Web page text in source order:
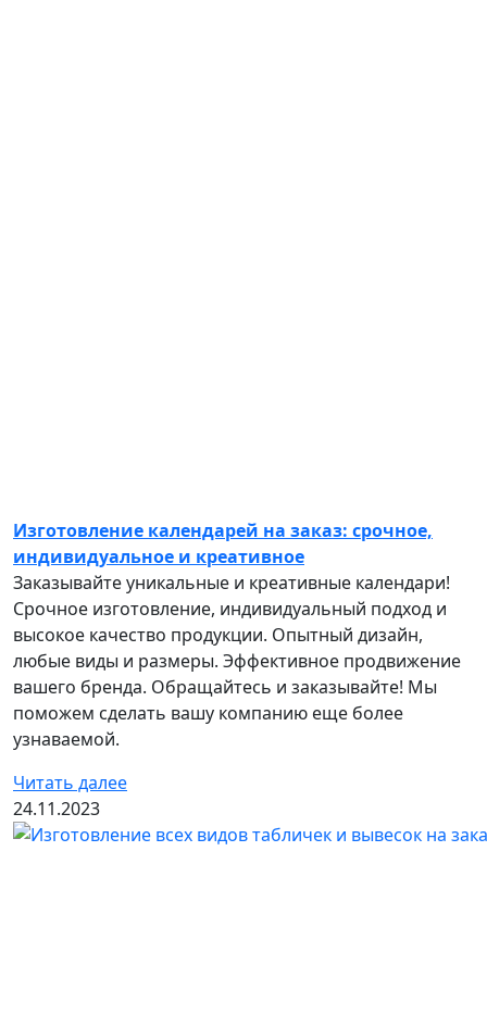
Изготовление календарей на заказ: срочное,
индивидуальное и креативное
Заказывайте уникальные и креативные календари!
Срочное изготовление, индивидуальный подход и
высокое качество продукции. Опытный дизайн,
любые виды и размеры. Эффективное продвижение
вашего бренда. Обращайтесь и заказывайте! Мы
поможем сделать вашу компанию еще более
узнаваемой.
Читать далее
24.11.2023